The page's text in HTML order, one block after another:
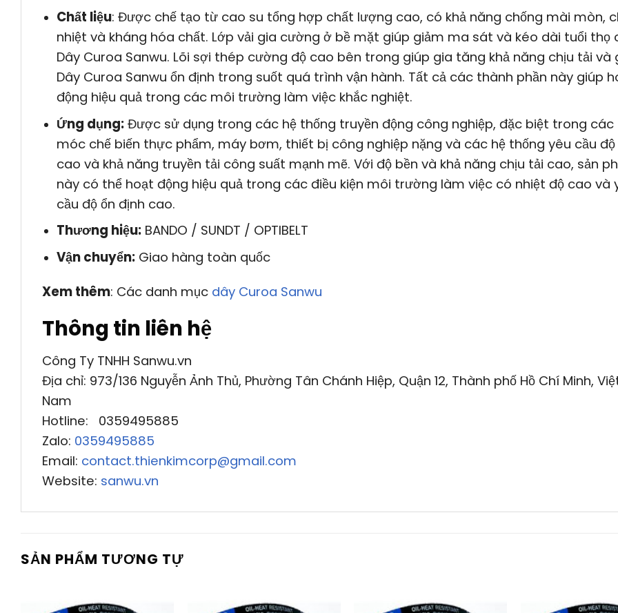
Chất liệu: Được chế tạo từ cao su tổng hợp chất lượng cao, có khả năng chống mài mòn,
nhiệt và kháng hóa chất. Lớp vải gia cường ở bề mặt giúp giảm ma sát và kéo dài tuổi thọ
Dây Curoa Sanwu. Lõi sợi thép cường độ cao bên trong giúp gia tăng khả năng chịu tải và
Dây Curoa Sanwu ổn định trong suốt quá trình vận hành. Tất cả các thành phần này giúp
động hiệu quả trong các môi trường làm việc khắc nghiệt.
Ứng dụng:Được sử dụng trong các hệ thống truyền động công nghiệp, đặc biệt trong các
móc chế biến thực phẩm, máy bơm, thiết bị công nghiệp nặng và các hệ thống yêu cầu độ
cao và khả năng truyền tải công suất mạnh mẽ. Với độ bền và khả năng chịu tải cao, sản
này có thể hoạt động hiệu quả trong các điều kiện môi trường làm việc có nhiệt độ cao và
cầu độ ổn định cao.
Thương hiệu:BANDO / SUNDT / OPTIBELT
Vận chuyển:Giao hàng toàn quốc
Xem thêm: Các danh mục dây Curoa Sanwu
Thông tin liên hệ
Công Ty TNHH Sanwu.vn
Địa chỉ: 973/136 Nguyễn Ảnh Thủ, Phường Tân Chánh Hiệp, Quận 12, Thành phố Hồ Chí Minh,
Nam
Hotline: 0359495885
Zalo: 0359495885
Email: contact.thienkimcorp@gmail.com
Website: sanwu.vn
SẢN PHẨM TƯƠNG TỰ